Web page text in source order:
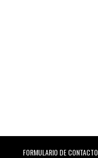
FORMULARIO DE CONTACTO